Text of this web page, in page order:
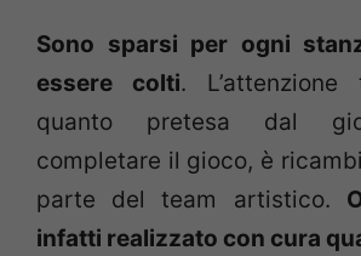
Sono sparsi per ogni
essere colti.
quanto pretesa dal
completare il gioco, è
parte del team artistico.
infatti realizzato con cura